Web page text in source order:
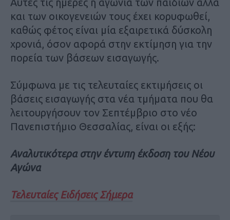
και των οικογενειών τους έχει κορυφωθεί,
καθώς φέτος είναι μία εξαιρετικά δύσκολη
χρονιά, όσον αφορά στην εκτίμηση για την
πορεία των βάσεων εισαγωγής.
Σύμφωνα με τις τελευταίες εκτιμήσεις οι
βάσεις εισαγωγής στα νέα τμήματα που θα
λειτουργήσουν τον Σεπτέμβριο στο νέο
Πανεπιστήμιο Θεσσαλίας, είναι οι εξής:
Αναλυτικότερα στην έντυπη έκδοση του Νέου
Αγώνα
Τελευταίες Ειδήσεις Σήμερα